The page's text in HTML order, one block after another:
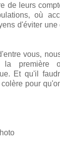
de leurs
où
d'éviter
vous,
la première
Et qu'il
pour